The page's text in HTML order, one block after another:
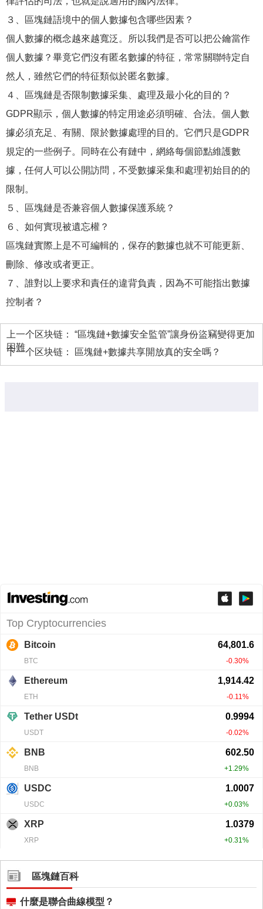
３、區塊鏈語境中的個人數據包含哪些因素？
個人數據的概念越來越寬泛。所以我們是否可以把公鑰當作
個人數據？畢竟它們沒有匿名數據的特征，常常關聯特定自
然人，雖然它們的特征類似於匿名數據。
４、區塊鏈是否限制數據采集、處理及最小化的目的？
GDPR顯示，個人數據的特定用途必須明確、合法。個人數
據必須充足、有關、限於數據處理的目的。它們只是GDPR
規定的一些例子。同時在公有鏈中，網絡每個節點維護數
據，任何人可以公開訪問，不受數據采集和處理初始目的的
限制。
５、區塊鏈是否兼容個人數據保護系統？
６、如何實現被遺忘權？
區塊鏈實際上是不可編輯的，保存的數據也就不可能更新、
刪除、修改或者更正。
７、誰對以上要求和責任的違背負責，因為不可能指出數據
控制者？
上一个区块链： “區塊鏈+數據安全監管”讓身份盜竊變得更加
困難
下一个区块链： 區塊鏈+數據共享開放真的安全嗎？
區塊鏈百科
什麼是聯合曲線模型？